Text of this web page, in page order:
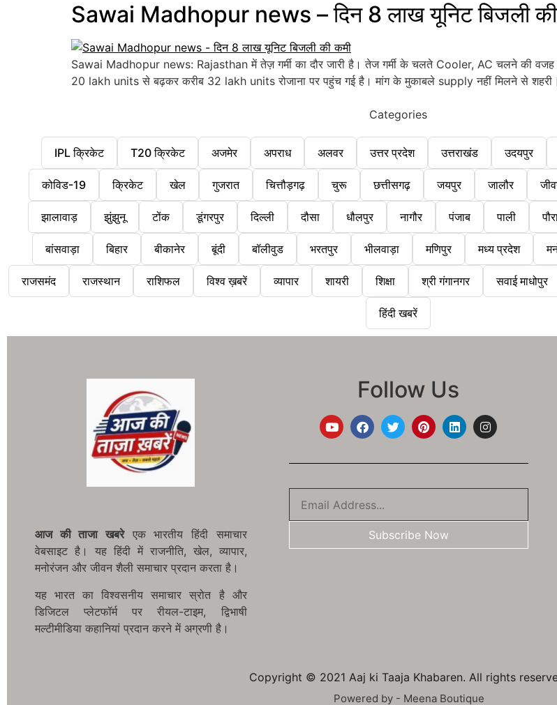
Sawai Madhopur news – दिन 8 लाख यूनिट बिजली
Sawai Madhopur news: Rajasthan में तेज़ गर्मी का दौर जारी है। तेज गर्मी के चलते Cooler, AC चलने की
20 lakh units से बढ़कर करीब 32 lakh units रोजाना पर पहुंच गई है। मांग के मुकाबले supply नहीं मिलने से
Categories
IPL क्रिकेट T20 क्रिकेट अजमेर अपराध अलवर उत्तर प्रदेश उत्तराखंड उदयपुर
कोविड-19 क्रिकेट खेल गुजरात चित्तौड़गढ़ चुरू छत्तीसगढ़ जयपुर जालौर
झालावाड़ झुंझुनू टोंक डूंगरपुर दिल्ली दौसा धौलपुर नागौर पंजाब पाली
बांसवाड़ा बिहार बीकानेर बूंदी बॉलीवुड भरतपुर भीलवाड़ा मणिपुर मध्य प्रदेश
राजसमंद राजस्थान राशिफल विश्व ख़बरें व्यापार शायरी शिक्षा श्री गंगानगर सवाई माधोपुर
हिंदी खबरें
आज की ताजा खबरेएक भारतीय हिंदी समाचार
वेबसाइट है। यह हिंदी में राजनीति, खेल, व्यापार,
मनोरंजन और जीवन शैली समाचार प्रदान करता है।
यह भारत का विश्वसनीय समाचार स्रोत है और
डिजिटल प्लेटफॉर्म पर रीयल-टाइम, द्विभाषी
मल्टीमीडिया कहानियां प्रदान करने में अग्रणी है।
Follow Us
Subscribe Now
Copyright © 2021 Aaj ki Taaja Khabaren. All rights
Powered by - Meena Boutique